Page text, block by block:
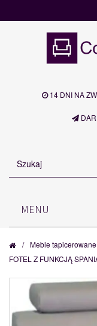
14 DNI NA
MENU
/ Meble tapicerowane
FOTEL Z FUNKCJĄ